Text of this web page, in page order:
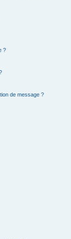
?
de message ?